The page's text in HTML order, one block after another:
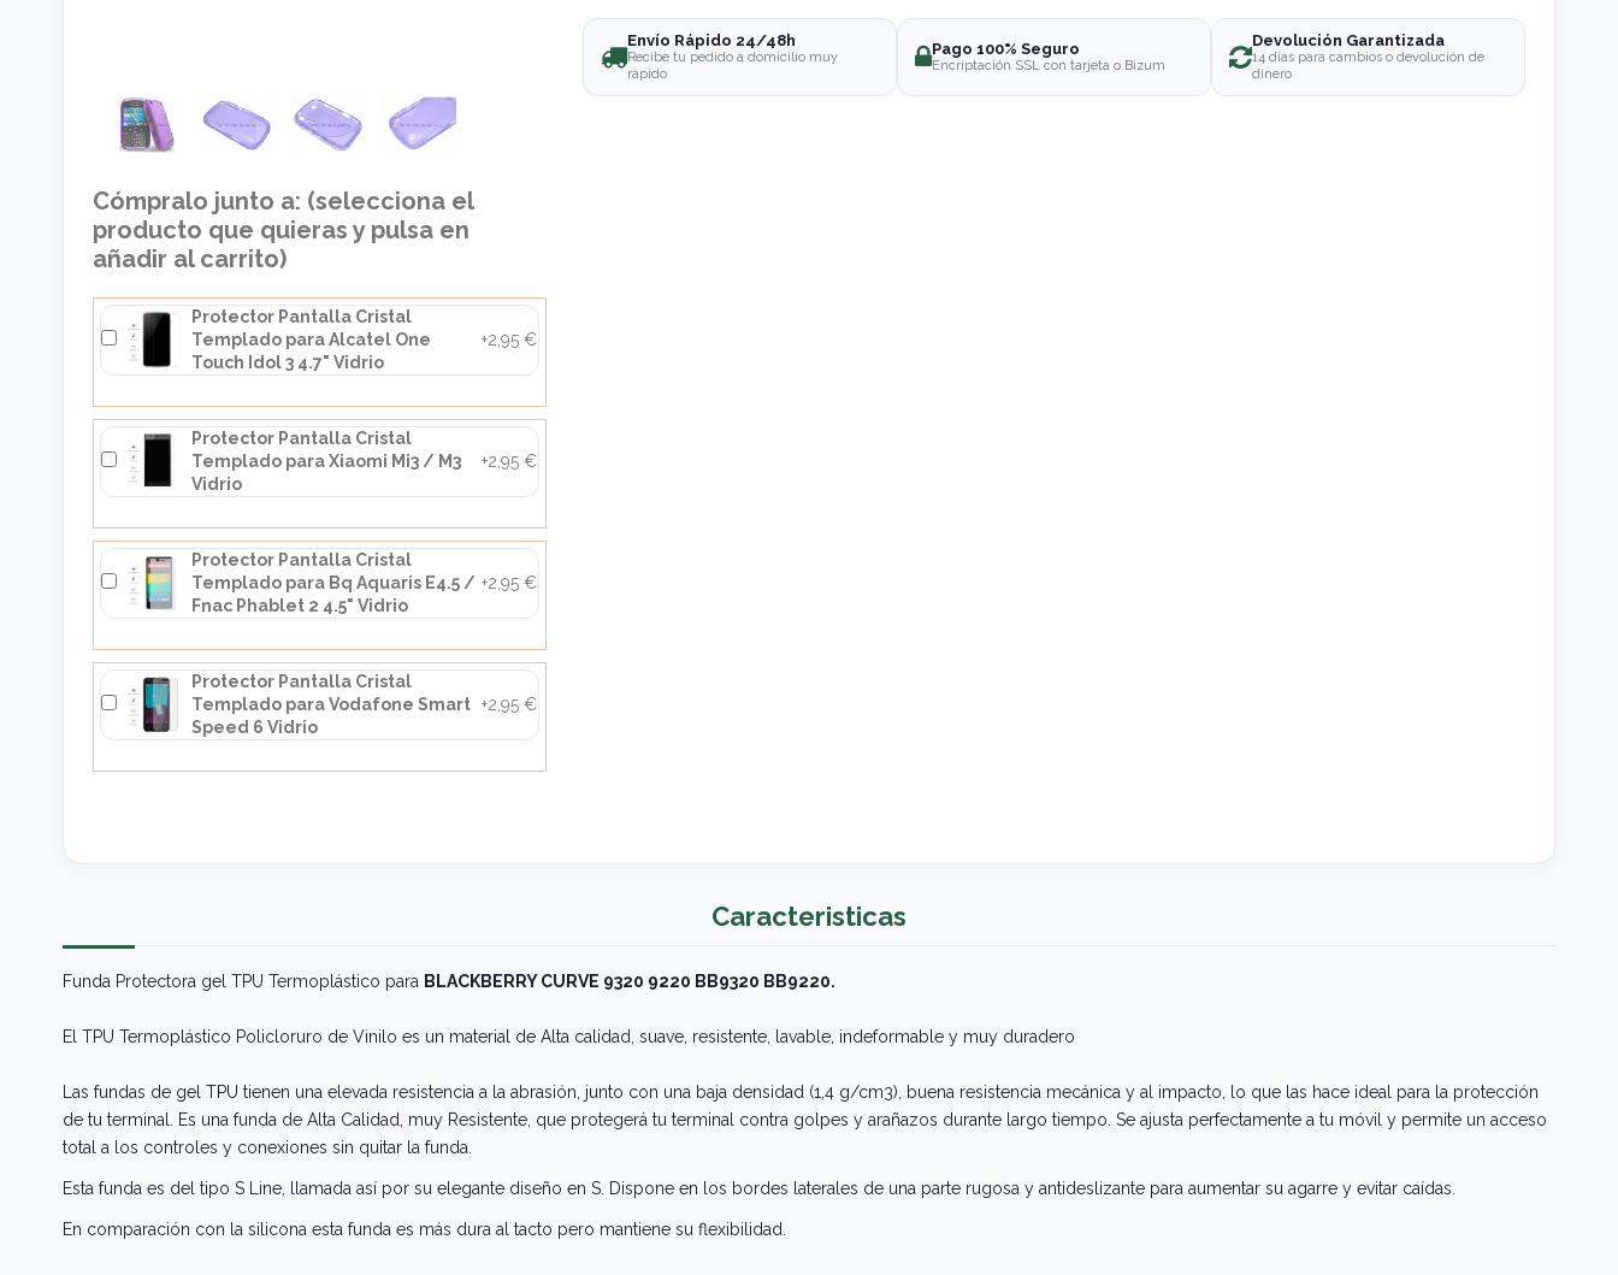
Cómpralo junto a: (selecciona el
producto que quieras y pulsa en
añadir al carrito)
Protector Pantalla Cristal
Templado para Alcatel One
Touch Idol 3 4.7" Vidrio
+2,95 €
Protector Pantalla Cristal
Templado para Xiaomi Mi3 / M3
Vidrio
+2,95 €
Protector Pantalla Cristal
Templado para Bq Aquaris E4.5 /
Fnac Phablet 2 4.5" Vidrio
+2,95 €
Protector Pantalla Cristal
Templado para Vodafone Smart
Speed 6 Vidrio
+2,95 €
Envío Rápido 24/48h
Recibe tu pedido a domicilio muy
rápido
Pago 100% Seguro
Encriptación SSL con tarjeta o Bizum
Devolución Garantizada
14 días para cambios o devolución de
dinero
Caracteristicas
Funda Protectora gel TPU Termoplástico para BLACKBERRY CURVE 9320 9220 BB9320 BB9220.
El TPU Termoplástico Policloruro de Vinilo es un material de Alta calidad, suave, resistente, lavable, indeformable y muy duradero
Las fundas de gel TPU tienen una elevada resistencia a la abrasión, junto con una baja densidad (1,4 g/cm3), buena resistencia mecánica y al impacto, lo que las hace ideal para la protección
de tu terminal. Es una funda de Alta Calidad, muy Resistente, que protegerá tu terminal contra golpes y arañazos durante largo tiempo. Se ajusta perfectamente a tu móvil y permite un acceso
total a los controles y conexiones sin quitar la funda.
Esta funda es del tipo S Line, llamada así por su elegante diseño en S. Dispone en los bordes laterales de una parte rugosa y antideslizante para aumentar su agarre y evitar caídas.
En comparación con la silicona esta funda es más dura al tacto pero mantiene su flexibilidad.